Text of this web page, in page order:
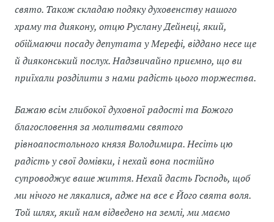
свято. Також складаю подяку духовенству нашого
храму та диякону, отцю Руслану Дейнеці, який,
обіймаючи посаду депутата у Мерефі, віддано несе ще
й дияконський послух. Надзвичайно приємно, що ви
приїхали розділити з нами радість цього торжества.
Бажаю всім глибокої духовної радості та Божого
благословення за молитвами святого
рівноапостольного князя Володимира. Несіть цю
радість у свої домівки, і нехай вона постійно
супроводжує ваше життя. Нехай дасть Господь, щоб
ми нічого не лякалися, адже на все є Його свята воля.
Той шлях, який нам відведено на землі, ми маємо